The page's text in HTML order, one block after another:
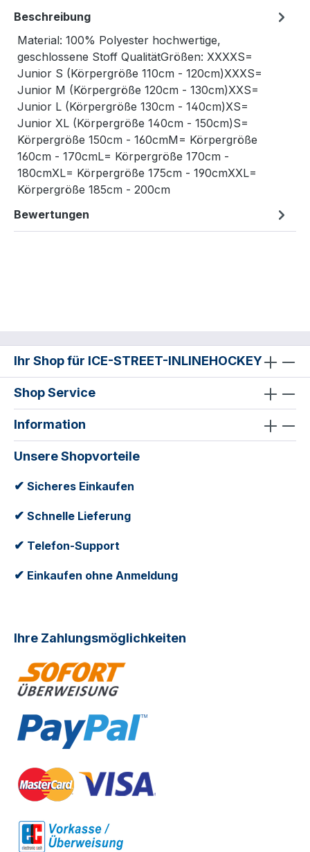
Beschreibung
Material: 100% Polyester hochwertige,
geschlossene Stoff QualitätGrößen: XXXXS=
Junior S (Körpergröße 110cm - 120cm)XXXS=
Junior M (Körpergröße 120cm - 130cm)XXS=
Junior L (Körpergröße 130cm - 140cm)XS=
Junior XL (Körpergröße 140cm - 150cm)S=
Körpergröße 150cm - 160cmM= Körpergröße
160cm - 170cmL= Körpergröße 170cm -
180cmXL= Körpergröße 175cm - 190cmXXL=
Körpergröße 185cm - 200cm
Bewertungen
Ihr Shop für ICE-STREET-INLINEHOCKEY
Shop Service
Information
Unsere Shopvorteile
✔ Sicheres Einkaufen
✔ Schnelle Lieferung
✔ Telefon-Support
✔ Einkaufen ohne Anmeldung
Ihre Zahlungsmöglichkeiten